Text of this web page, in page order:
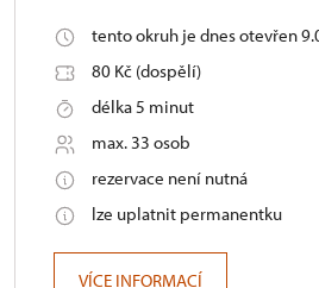
tento okruh je dnes otevřen
80 Kč (dospělí)
délka 5 minut
max. 33 osob
rezervace není nutná
lze uplatnit permanentku
VÍCE INFORMACÍ